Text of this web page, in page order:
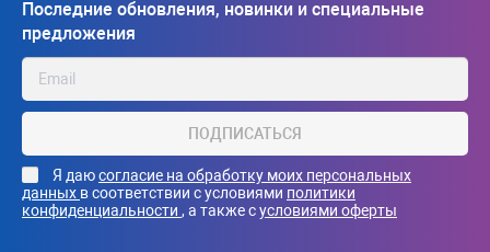
Последние обновления, новинки и специальные
предложения
ПОДПИСАТЬСЯ
Я даюсогласие на обработку моих персональных
данных в соответствии с условиями политики
конфиденциальности , а также сусловиями оферты